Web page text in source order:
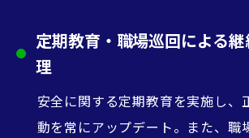
定期教育・職場巡回による
理
安全に関する定期教育を実施し、
動を常にアップデート。また、職